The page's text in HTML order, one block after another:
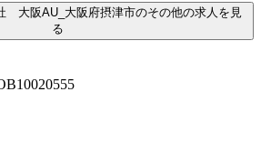
大阪AU_大阪府摂津市のその他の求人を見
る